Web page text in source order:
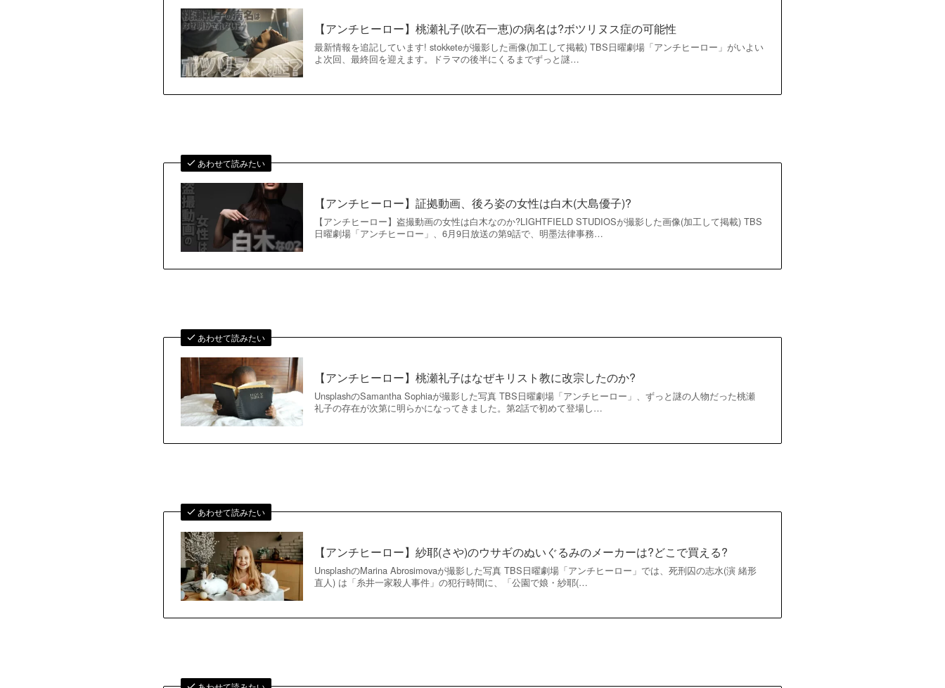
【アンチヒーロー】桃瀬礼子(吹石一恵)の病名は?ボツリヌス症の可能性
最新情報を追記しています! stokketeが撮影した画像(加工して掲載) TBS日曜劇場「アンチヒーロー」がいよい
よ次回、最終回を迎えます。ドラマの後半にくるまでずっと謎…
あわせて読みたい
【アンチヒーロー】証拠動画、後ろ姿の女性は白木(大島優子)?
【アンチヒーロー】盗撮動画の女性は白木なのか?LIGHTFIELD STUDIOSが撮影した画像(加工して掲載) TBS
日曜劇場「アンチヒーロー」、6月9日放送の第9話で、明墨法律事務…
あわせて読みたい
【アンチヒーロー】桃瀬礼子はなぜキリスト教に改宗したのか?
UnsplashのSamantha Sophiaが撮影した写真 TBS日曜劇場「アンチヒーロー」、ずっと謎の人物だった桃瀬
礼子の存在が次第に明らかになってきました。第2話で初めて登場し…
あわせて読みたい
【アンチヒーロー】紗耶(さや)のウサギのぬいぐるみのメーカーは?どこで買える?
UnsplashのMarina Abrosimovaが撮影した写真 TBS日曜劇場「アンチヒーロー」では、死刑囚の志水(演 緒形
直人) は「糸井一家殺人事件」の犯行時間に、「公園で娘・紗耶(…